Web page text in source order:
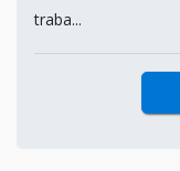
traba...